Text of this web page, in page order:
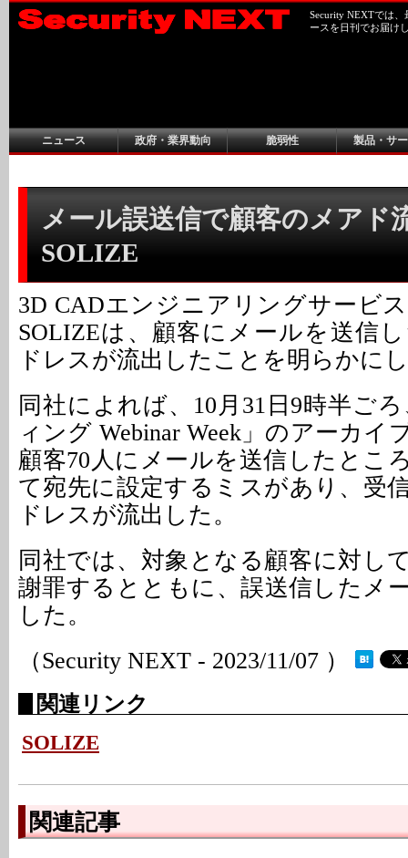
Security NEXTでは
ースを日刊でお届け
ニュース 政府・業界動向 脆弱性 製品・サ
メール誤送信で顧客のメアド
SOLIZE
3D CADエンジニアリングサービ
SOLIZEは、顧客にメールを送信
ドレスが流出したことを明らかに
同社によれば、10月31日9時半ご
ィング Webinar Week」のアーカイ
顧客70人にメールを送信したとこ
て宛先に設定するミスがあり、受
ドレスが流出した。
同社では、対象となる顧客に対し
謝罪するとともに、誤送信したメ
した。
（Security NEXT - 2023/11/07 ）
関連リンク
SOLIZE
関連記事